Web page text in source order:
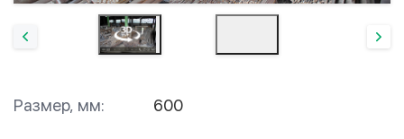
Размер, мм: 600